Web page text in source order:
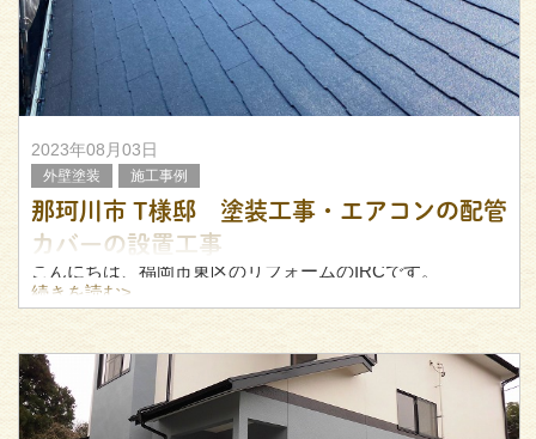
2023年08月03日
外壁塗装 施工事例
那珂川市 T様邸 塗装工事・エアコンの配管
カバーの設置工事
こんにちは、福岡市東区のリフォームのIRCです。
今回は那珂川市のお家で行った塗装工事と、エアコンの配
管カバー設置工事についてご紹介します。
作業の様子や施工前・施工後の様子など、写真とあわせて
ご覧ください！
続きを読む>